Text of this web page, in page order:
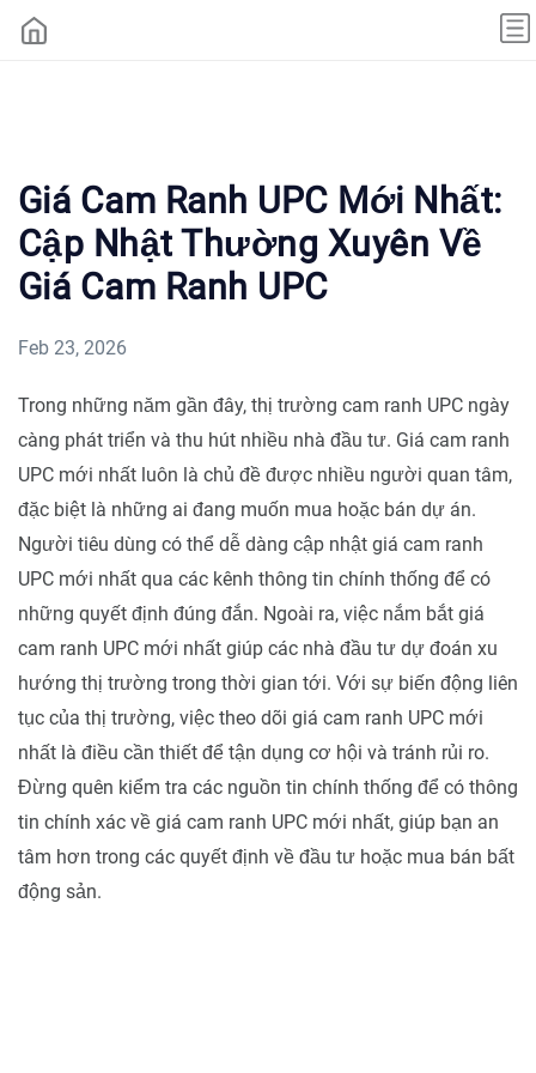
Giá Cam Ranh UPC Mới Nhất:
Cập Nhật Thường Xuyên Về
Giá Cam Ranh UPC
Feb 23, 2026
Trong những năm gần đây, thị trường cam ranh UPC ngày
càng phát triển và thu hút nhiều nhà đầu tư. Giá cam ranh
UPC mới nhất luôn là chủ đề được nhiều người quan tâm,
đặc biệt là những ai đang muốn mua hoặc bán dự án.
Người tiêu dùng có thể dễ dàng cập nhật giá cam ranh
UPC mới nhất qua các kênh thông tin chính thống để có
những quyết định đúng đắn. Ngoài ra, việc nắm bắt giá
cam ranh UPC mới nhất giúp các nhà đầu tư dự đoán xu
hướng thị trường trong thời gian tới. Với sự biến động liên
tục của thị trường, việc theo dõi giá cam ranh UPC mới
nhất là điều cần thiết để tận dụng cơ hội và tránh rủi ro.
Đừng quên kiểm tra các nguồn tin chính thống để có thông
tin chính xác về giá cam ranh UPC mới nhất, giúp bạn an
tâm hơn trong các quyết định về đầu tư hoặc mua bán bất
động sản.